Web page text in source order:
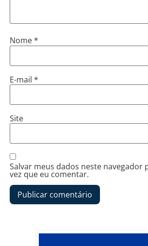
Nome*
E-mail *
Site
Salvar meus dados neste navegador
vez que eu comentar.